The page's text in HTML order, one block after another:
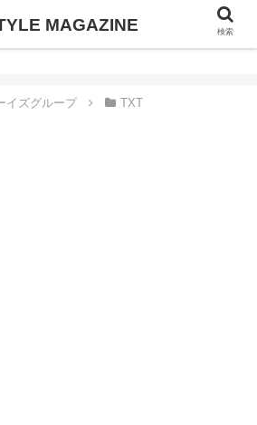
MAGAZINE
イズグループ TXT
MAGAZINE 検索